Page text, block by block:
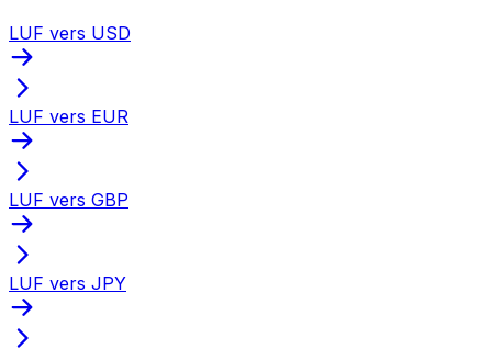
LUF vers USD
LUF vers EUR
LUF vers GBP
LUF vers JPY